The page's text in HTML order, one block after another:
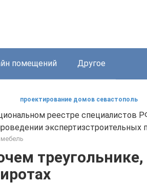
помещений Другое
проектирование домов севастополь
реестре специалистов
треугольнике,